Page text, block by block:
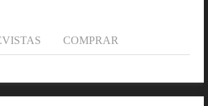
COMPRAR